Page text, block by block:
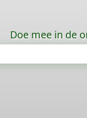
Doe mee in de